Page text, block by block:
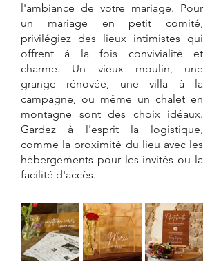
l'ambiance de votre mariage. Pour
un mariage en petit comité,
privilégiez des lieux intimistes qui
offrent à la fois convivialité et
charme. Un vieux moulin, une
grange rénovée, une villa à la
campagne, ou même un chalet en
montagne sont des choix idéaux.
Gardez à l'esprit la logistique,
comme la proximité du lieu avec les
hébergements pour les invités ou la
facilité d'accès.